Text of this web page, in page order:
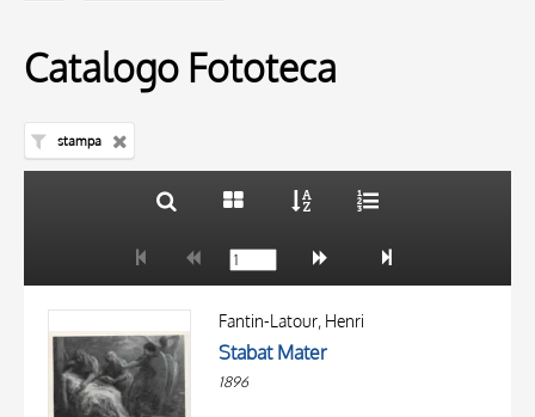
Catalogo Fototeca
stampa
AUTORE
Fantin-Latour, Henri
Stabat Mater
1896